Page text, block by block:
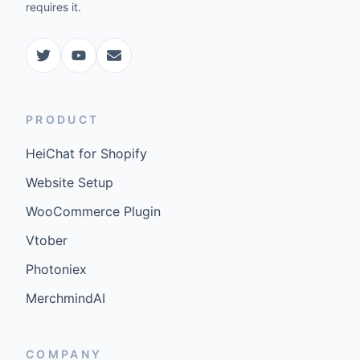
requires it.
PRODUCT
HeiChat for Shopify
Website Setup
WooCommerce Plugin
Vtober
Photoniex
MerchmindAI
COMPANY